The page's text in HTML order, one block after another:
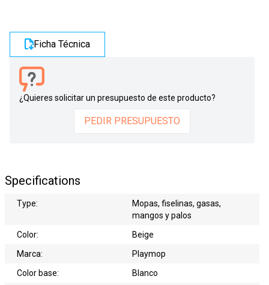
Ficha Técnica
¿Quieres solicitar un presupuesto de este producto?
PEDIR PRESUPUESTO
Specifications
Type:
Mopas, fiselinas, gasas,
mangos y palos
Color:
Beige
Marca:
Playmop
Color base:
Blanco